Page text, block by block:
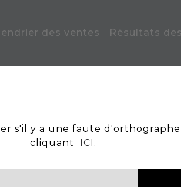
des ventes Résultats
s'il y a une faute
cliquant
ICI .